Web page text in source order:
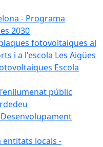
- Programa
2030
fotovoltaiques al
i a l'escola Les Aigües
Escola
públic
entitats locals -